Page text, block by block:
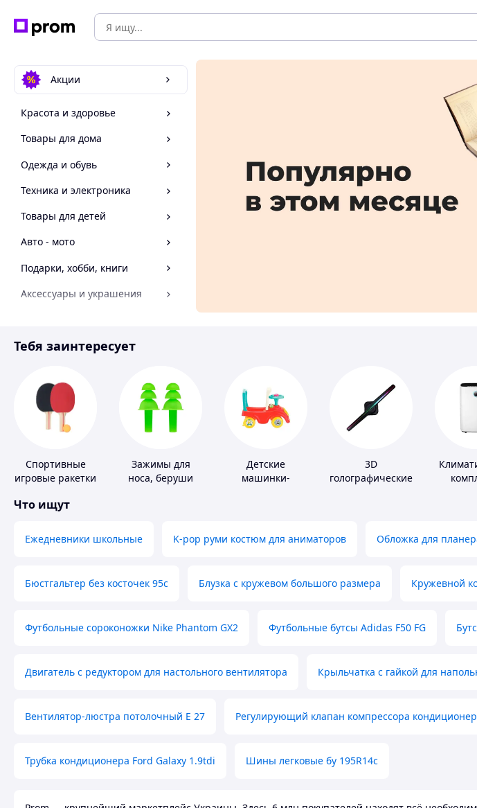
Акции
Красота и здоровье
Товары для дома
Одежда и обувь
Техника и электроника
Товары для детей
Авто - мото
Подарки, хобби, книги
Аксессуары и украшения
Спорт и отдых
Тебя заинтересует
Спортивные
игровые ракетки
Зажимы для
носа, беруши
Детские
машинки-
3D
голографические
Что ищут
Ежедневники школьные K-pop руми костюм для аниматоров Обложка для
Бюстгальтер без косточек 95с Блузка с кружевом большого размера Кружевной
Футбольные сороконожки Nike Phantom GX2 Футбольные бутсы Adidas F50 FG
Двигатель с редуктором для настольного вентилятора Крыльчатка с гайкой для
Вентилятор-люстра потолочный E 27 Регулирующий клапан компрессора
Трубка кондиционера Ford Galaxy 1.9tdi Шины легковые бу 195R14c